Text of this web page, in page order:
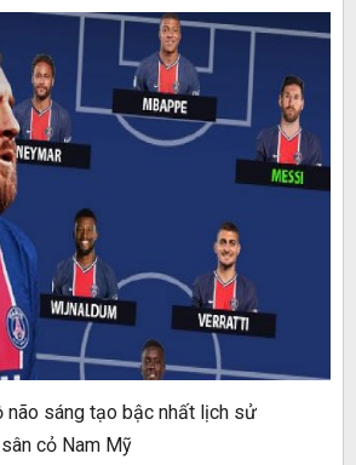
não sáng tạo bậc nhất lịch sử
cỏ Nam Mỹ